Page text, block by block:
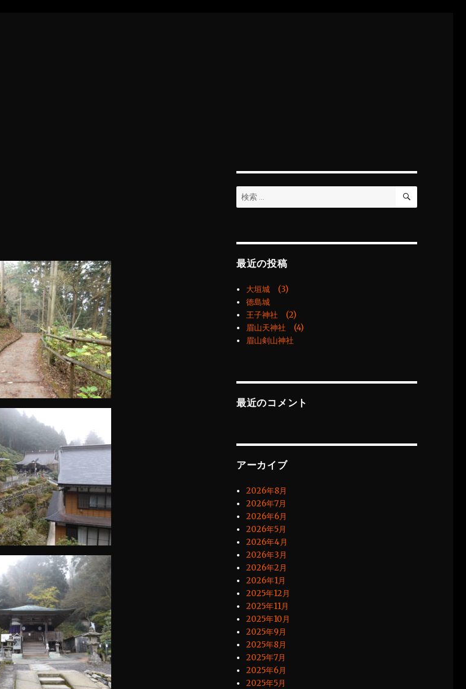
検
索:
検
最近の投稿
大垣城 (3)
徳島城
王子神社 (2)
眉山天神社 (4)
眉山剣山神社
最近のコメント
アーカイブ
2026年8月
2026年7月
2026年6月
2026年5月
2026年4月
2026年3月
2026年2月
2026年1月
2025年12月
2025年11月
2025年10月
2025年9月
2025年8月
2025年7月
2025年6月
2025年5月